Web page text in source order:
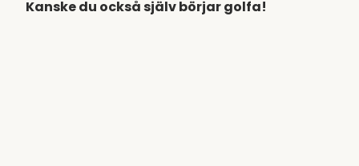
Kanske du också själv börjar golfa!